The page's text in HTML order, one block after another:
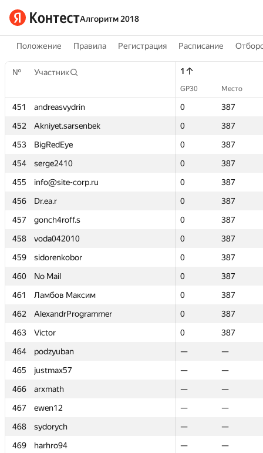
Алгоритм 2018
Положение Правила Регистрация Расписание
№ Участник 1
GP30 Место
451 andreasvydrin 0
387
452
Akniyet.sarsenbek 0
387
453
BigRedEye 0
387
454
serge2410 0
387
455
info@site-corp.ru 0
387
456
Dr.ea.r 0
387
457
gonch4roff.s 0
387
458
voda042010 0
387
459
sidorenkobor 0
387
460
No Mail 0
387
461
Ламбов Максим 0
387
462
AlexandrProgrammer 0
387
463
Victor 0
387
464
podzyuban —
—
465
justmax57 —
—
466
arxmath —
—
467
ewen12 —
—
468
sydorych —
—
469
harhro94 —
—
№ Участник 1
GP30 Место
451 andreasvydrin 0
387
452
Akniyet.sarsenbek 0
387
453
BigRedEye 0
387
454
serge2410 0
387
455
info@site-corp.ru 0
387
456
Dr.ea.r 0
387
457
gonch4roff.s 0
387
458
voda042010 0
387
459
sidorenkobor 0
387
460
No Mail 0
387
461
Ламбов Максим 0
387
462
AlexandrProgrammer 0
387
463
Victor 0
387
464
podzyuban —
—
465
justmax57 —
—
466
arxmath —
—
467
ewen12 —
—
468
sydorych —
—
469
harhro94 —
—